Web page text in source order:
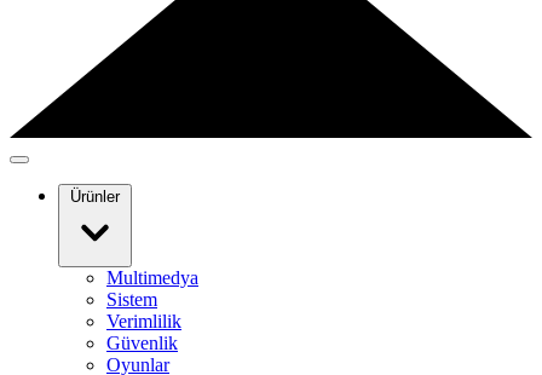
Ürünler
Multimedya
Sistem
Verimlilik
Güvenlik
Oyunlar